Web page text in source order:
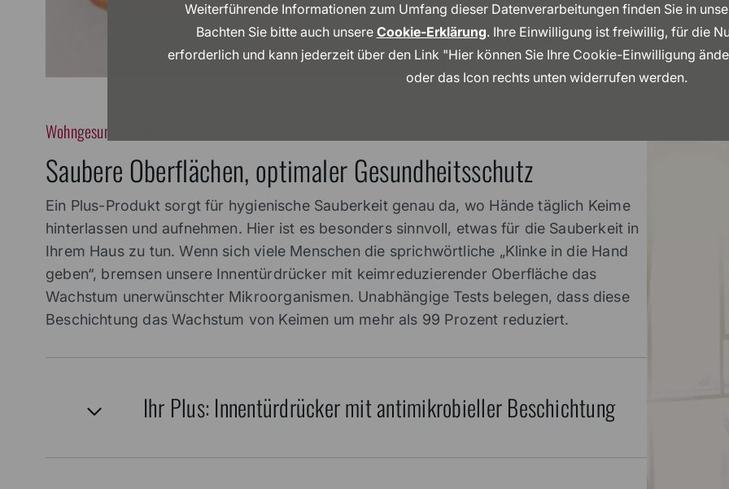
Weiterführende Informationen zum Umfang dieser Datenverarbeitungen finden Sie in
Bachten Sie bitte auch unsere Cookie-Erklärung. Ihre Einwilligung ist freiwillig, für die
erforderlich und kann jederzeit über den Link "Hier können Sie Ihre Cookie-Einwilligung
oder das Icon rechts unten widerrufen werden.
Ihr Plus:
Wohngesundheit Plus
Saubere Oberflächen, optimaler Gesundheitsschutz
Ein Plus-Produkt sorgt für hygienische Sauberkeit genau da, wo Hände täglich Keime
hinterlassen und aufnehmen. Hier ist es besonders sinnvoll, etwas für die Sauberkeit in
Ihrem Haus zu tun. Wenn sich viele Menschen die sprichwörtliche „Klinke in die Hand
geben“, bremsen unsere Innentürdrücker mit keimreduzierender Oberfläche das
Wachstum unerwünschter Mikroorganismen. Unabhängige Tests belegen, dass diese
Beschichtung das Wachstum von Keimen um mehr als 99 Prozent reduziert.
Ihr Plus: Innentürdrücker mit antimikrobieller Beschichtung